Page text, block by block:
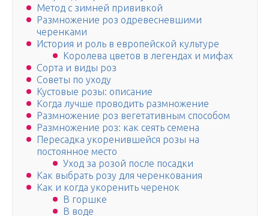
Метод с зимней прививкой
Размножение роз одревесневшими
черенками
История и роль в европейской культуре
Королева цветов в легендах и мифах
Сорта и виды роз
Советы по уходу
Кустовые розы: описание
Когда лучше проводить размножение
Размножение роз вегетативным способом
Размножение роз: как сеять семена
Пересадка укоренившейся розы на
постоянное место
Уход за розой после посадки
Как выбрать розу для черенкования
Как и когда укоренить черенок
В горшке
В воде